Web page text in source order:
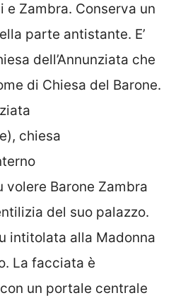
e Zambra. Conserva un
parte antistante. E’
dell’Annunziata che
di Chiesa del Barone.
volere Barone Zambra
del suo palazzo.
intitolata alla Madonna
La facciata è
un portale centrale